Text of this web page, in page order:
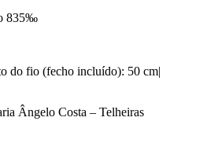
835‰
do fio (fecho incluído): 50 cm|
Ângelo Costa – Telheiras